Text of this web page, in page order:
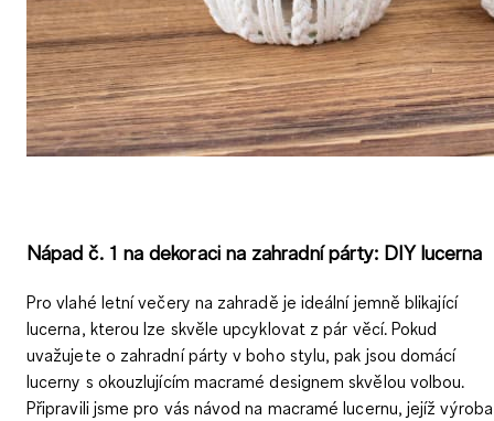
Nápad č. 1 na dekoraci na zahradní párty: DIY lucerna
Pro vlahé letní večery na zahradě je ideální jemně blikající
lucerna, kterou lze skvěle upcyklovat z pár věcí. Pokud
uvažujete o zahradní párty v boho stylu, pak jsou domácí
lucerny s okouzlujícím macramé designem skvělou volbou.
Připravili jsme pro vás návod na macramé lucernu, jejíž výroba